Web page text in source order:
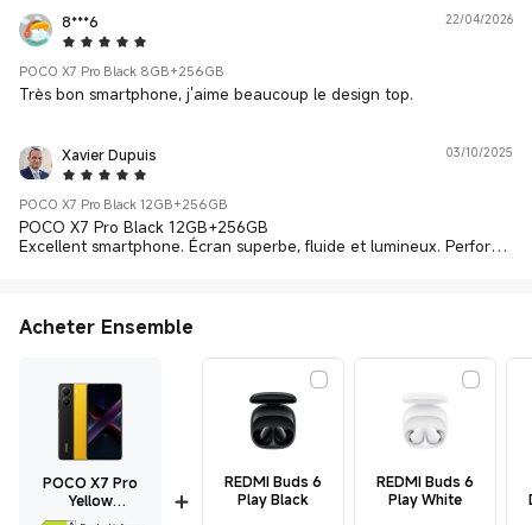
8***6
5 Star
22/04/2026
POCO X7 Pro Black 8GB+256GB
Très bon smartphone, j'aime beaucoup le design top.
Xavier Dupuis
5 Star
03/10/2025
POCO X7 Pro Black 12GB+256GB
POCO X7 Pro Black 12GB+256GB
Excellent smartphone. Écran superbe, fluide et lumineux. Performa
Acheter Ensemble
POCO X7 Pro
Yellow
8GB+256GB
REDMI Buds 6
Play Black
REDMI Buds 6
Play White